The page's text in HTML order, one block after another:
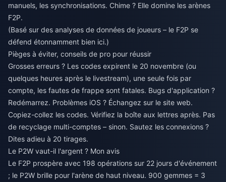
manuels, les synchronisations. Chime ? Elle domine les arènes
F2P.
(Basé sur des analyses de données de joueurs – le F2P se
défend étonnamment bien ici.)
Pièges à éviter, conseils de pro pour réussir
Grosses erreurs ? Les codes expirent le 20 novembre (ou
quelques heures après le livestream), une seule fois par
compte, les fautes de frappe sont fatales. Bugs d'application ?
Redémarrez. Problèmes iOS ? Échangez sur le site web.
Copiez-collez les codes. Vérifiez la boîte aux lettres après. Pas
de recyclage multi-comptes – sinon. Sautez les connexions ?
Dites adieu à 20 tirages.
Le P2W vaut-il l'argent ? Mon avis
Le F2P prospère avec 198 opérations sur 22 jours d'événement
; le P2W brille pour l'arène de haut niveau. 900 gemmes = 3